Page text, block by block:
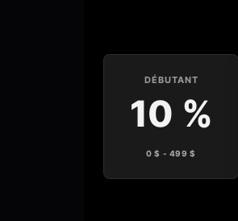
DÉBUTANT
10 %
0 $ - 499 $